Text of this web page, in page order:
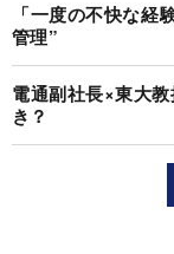
「一度の不快な
管理”
電通副社長×東大
き？